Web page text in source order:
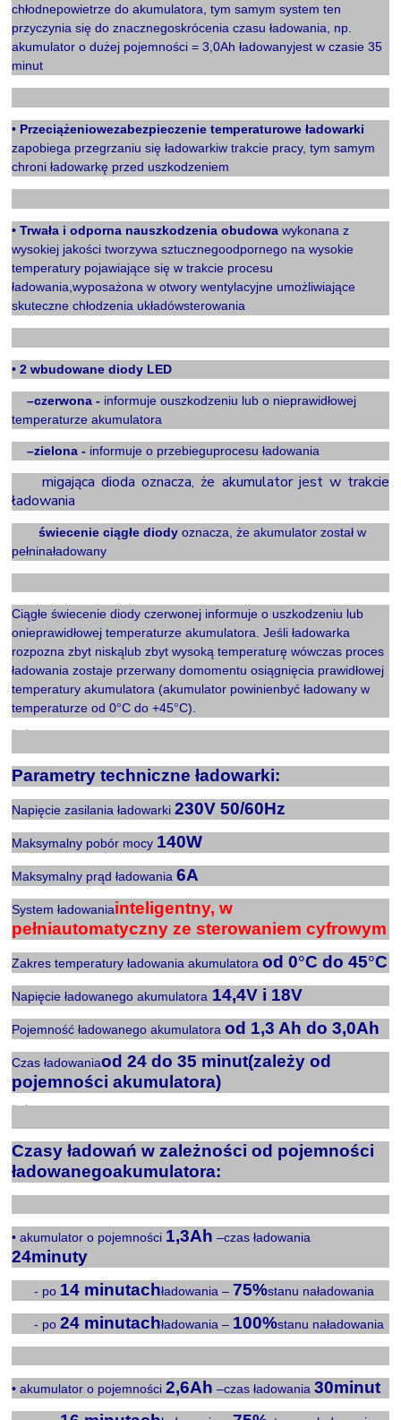
chłodnepowietrze do akumulatora, tym samym system ten
przyczynia się do znacznegoskrócenia czasu ładowania, np.
akumulator o dużej pojemności = 3,0Ah ładowanyjest w czasie 35
minut
• Przeciążeniowezabezpieczenie temperaturowe ładowarki
zapobiega przegrzaniu się ładowarkiw trakcie pracy, tym samym
chroni ładowarkę przed uszkodzeniem
• Trwała i odporna nauszkodzenia obudowawykonana z
wysokiej jakości tworzywa sztucznegoodpornego na wysokie
temperatury pojawiające się w trakcie procesu
ładowania,wyposażona w otwory wentylacyjne umożliwiające
skuteczne chłodzenia układówsterowania
• 2 wbudowane diody LED
Xx–czerwona - informuje ouszkodzeniu lub o nieprawidłowej
temperaturze akumulatora
Xx–zielona - informuje o przebieguprocesu ładowania
Xxxxmigająca diodaoznacza, że akumulator jest w trakcie
ładowania
Xxxxświecenie ciągłe diodyoznacza, że akumulator został w
pełninaładowany
Ciągłe świecenie diody czerwonej informuje o uszkodzeniu lub
onieprawidłowej temperaturze akumulatora. Jeśli ładowarka
rozpozna zbyt niskąlub zbyt wysoką temperaturę wówczas proces
ładowania zostaje przerwany domomentu osiągnięcia prawidłowej
temperatury akumulatora (akumulator powinienbyć ładowany w
temperaturze od 0°C do +45°C).
X
Parametry techniczne ładowarki:
Napięcie zasilania ładowarki230V 50/60Hz
Maksymalny pobór mocy 140W
Maksymalny prąd ładowania6A
System ładowaniainteligentny, w
pełniautomatyczny ze sterowaniem cyfrowym
Zakres temperatury ładowania akumulatoraod 0°C do 45°C
Napięcie ładowanego akumulatora 14,4V i 18V
Pojemność ładowanego akumulatoraod 1,3 Ah do 3,0Ah
Czas ładowaniaod 24 do 35 minut(zależy od
pojemności akumulatora)
X
Czasy ładowań w zależności od pojemności
ładowanegoakumulatora:
• akumulator o pojemności 1,3Ah –czas ładowania
24minuty
Xxx- po 14 minutachładowania – 75%stanu naładowania
Xxx- po24 minutachładowania – 100%stanu naładowania
• akumulator o pojemności2,6Ah –czas ładowania30minut